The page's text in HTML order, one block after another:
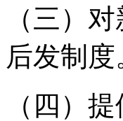
（三）
后发制度
（四）